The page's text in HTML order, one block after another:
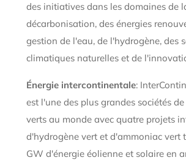
des initiatives dans les domaines de
décarbonisation, des énergies
gestion de l'eau, de l'hydrogène, des
climatiques naturelles et de
Énergie intercontinentale:
est l'une des plus grandes sociétés
verts au monde avec quatre projets
d'hydrogène vert et d'ammoniac vert
GW d'énergie éolienne et solaire en